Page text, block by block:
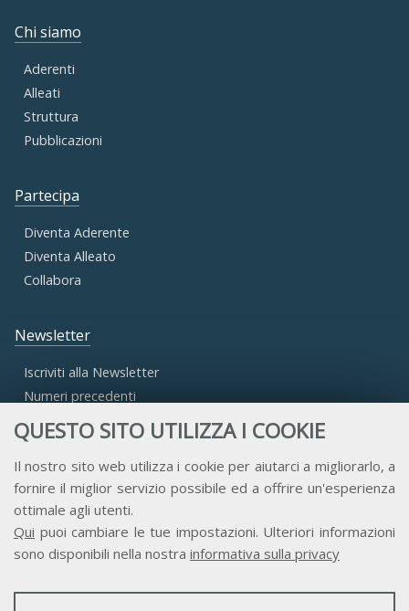
QUESTO SITO UTILIZZA I COOKIE
Il nostro sito web utilizza i cookie per aiutarci a migliorarlo, a
fornire il miglior servizio possibile ed a offrire un'esperienza
ottimale agli utenti.
Qui puoi cambiare le tue impostazioni. Ulteriori informazioni
sono disponibili nella nostra informativa sulla privacy
STATISTICHE
Chi siamo
Aderenti
Alleati
Struttura
Pubblicazioni
Partecipa
Diventa Aderente
Diventa Alleato
Collabora
Newsletter
Iscriviti alla Newsletter
Numeri precedenti
Accesso Aderenti
Accesso Consulta
Accesso Team